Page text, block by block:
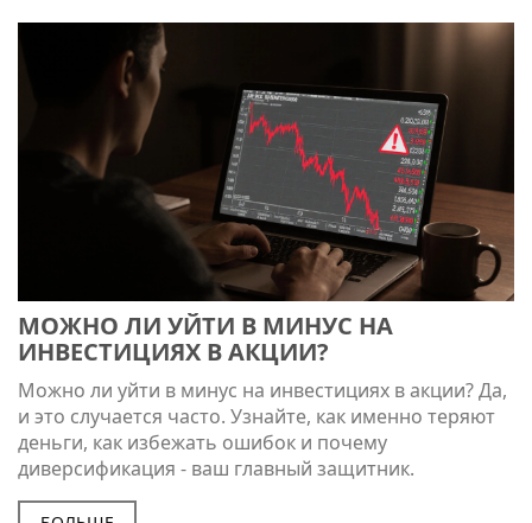
МОЖНО ЛИ УЙТИ В МИНУС НА
ИНВЕСТИЦИЯХ В АКЦИИ?
Можно ли уйти в минус на инвестициях в акции? Да,
и это случается часто. Узнайте, как именно теряют
деньги, как избежать ошибок и почему
диверсификация - ваш главный защитник.